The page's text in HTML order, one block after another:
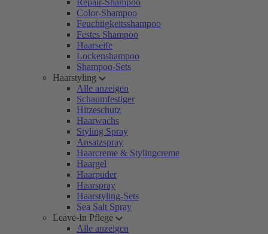
Repair-Shampoo
Color-Shampoo
Feuchtigkeitsshampoo
Festes Shampoo
Haarseife
Lockenshampoo
Shampoo-Sets
Haarstyling
Alle anzeigen
Schaumfestiger
Hitzeschutz
Haarwachs
Styling Spray
Ansatzspray
Haarcreme & Stylingcreme
Haargel
Haarpuder
Haarspray
Haarstyling-Sets
Sea Salt Spray
Leave-In Pflege
Alle anzeigen